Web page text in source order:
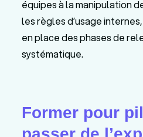
équipes à la manipulation
les règles d’usage
en place des phases de
systématique.
Former pour